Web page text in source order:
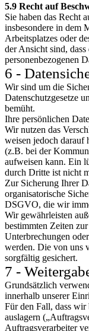
5.9 Recht auf
Sie haben das Recht
insbesondere in dem
Arbeitsplatzes oder
der Ansicht sind,
personenbezogenen
6 -
Wir sind um die
Datenschutzgesetze
bemüht.
Ihre persönlichen
Wir nutzen das
weisen jedoch darauf
(z.B. bei der
aufweisen kann. Ein
durch Dritte ist nicht
Zur Sicherung Ihrer
organisatorische
DSGVO, die wir
Wir gewährleisten
bestimmten Zeiten
Unterbrechungen
werden. Die von uns
sorgfältig gesichert.
7 -
Grundsätzlich
innerhalb unserer
Für den Fall, dass wir
auslagern
Auftragsverarbeiter